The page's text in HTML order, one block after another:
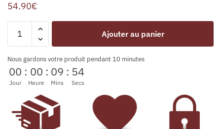
54.90€
Ajouter au panier
Nous gardons votre produit pendant 10 minutes
00
Jour
: 00
Heure
: 09
Mins
: 54
Secs